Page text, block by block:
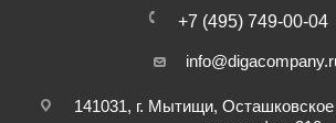
+7 (495) 749-00-04
141031, г. Мытищи,